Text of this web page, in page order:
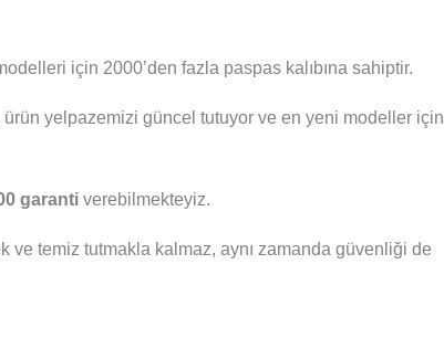
için 2000’den fazla paspas kalıbına sahiptir.
yelpazemizi güncel tutuyor ve en yeni modeller için
garanti verebilmekteyiz.
ve temiz tutmakla kalmaz, aynı zamanda güvenliği de